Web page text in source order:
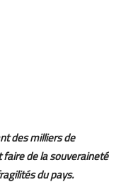
des milliers de
faire de la souveraineté
du pays.